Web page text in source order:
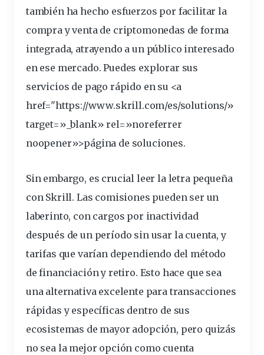
también ha hecho esfuerzos por facilitar la
compra y venta de criptomonedas de forma
integrada, atrayendo a un público interesado
en ese mercado. Puedes explorar sus
servicios de pago rápido en su <a
href="https://www.skrill.com/es/solutions/»
target=»_blank» rel=»noreferrer
noopener»>página de soluciones.
Sin embargo, es crucial leer la letra pequeña
con Skrill. Las comisiones pueden ser un
laberinto, con cargos por inactividad
después de un período sin usar la cuenta, y
tarifas que varían dependiendo del método
de financiación y retiro. Esto hace que sea
una alternativa excelente para transacciones
rápidas y específicas dentro de sus
ecosistemas de mayor adopción, pero quizás
no sea la mejor opción como cuenta